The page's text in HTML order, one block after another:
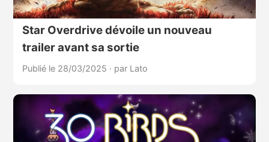
Star Overdrive dévoile un nouveau
trailer avant sa sortie
Publié le 28/03/2025 · par Lato